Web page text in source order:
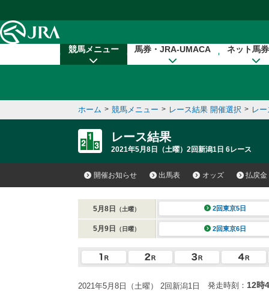
競馬メニュー 馬券・JRA-UMACA ネット馬
ホーム > 競馬メニュー > レース結果 開催選択 > レ
レース結果
2021年5月8日（土曜）2回新潟1日 6レース
開催お知らせ 出馬表 オッズ 払戻金
5月8日 （土曜） 2回東京5日
5月9日 （日曜） 2回東京6日
2021年5月8日（土曜） 2回新潟1日 発走時刻： 12時